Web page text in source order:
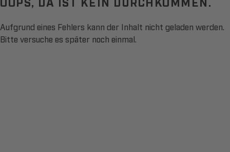
Aufgrund eines Fehlers kann der Inhalt nicht geladen werden.
Bitte versuche es später noch einmal.